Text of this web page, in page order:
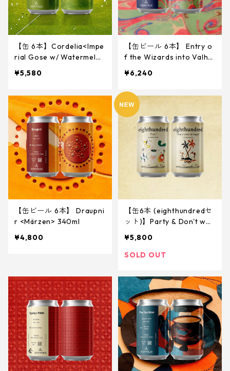
【缶 6本】Cordelia<Impe
rial Gose w/ Watermelo
0ml
¥5,580
【缶ビール 6本】 Entry o
f the Wizards into Valhal
> 340ml
¥6,240
【缶ビール 6本】 Draupni
r <Märzen> 340ml
¥4,800
【缶6本 (eighthundredセ
ット)】Party & Don't wor
¥5,800
SOLD OUT